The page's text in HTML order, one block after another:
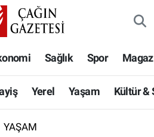
Sağlık Spor
Yerel Yaşam Kültür &
YAŞAM